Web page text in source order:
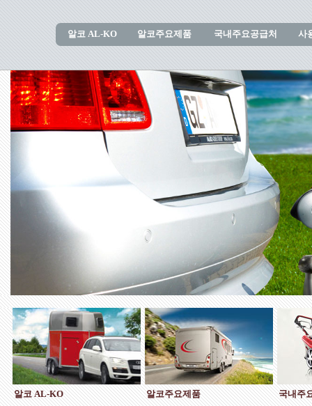
알코 AL-KO 알코주요제품 국내주요공급처 사
알코 AL-KO 알코주요제품 국내주